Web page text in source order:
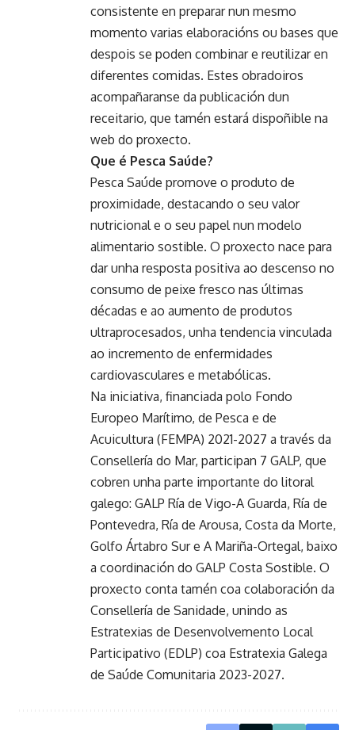
consistente en preparar nun mesmo
momento varias elaboracións ou bases que
despois se poden combinar e reutilizar en
diferentes comidas. Estes obradoiros
acompañaranse da publicación dun
receitario, que tamén estará dispoñible na
web do proxecto.
Que é Pesca Saúde?
Pesca Saúde promove o produto de
proximidade, destacando o seu valor
nutricional e o seu papel nun modelo
alimentario sostible. O proxecto nace para
dar unha resposta positiva ao descenso no
consumo de peixe fresco nas últimas
décadas e ao aumento de produtos
ultraprocesados, unha tendencia vinculada
ao incremento de enfermidades
cardiovasculares e metabólicas.
Na iniciativa, financiada polo Fondo
Europeo Marítimo, de Pesca e de
Acuicultura (FEMPA) 2021-2027 a través da
Consellería do Mar, participan 7 GALP, que
cobren unha parte importante do litoral
galego: GALP Ría de Vigo-A Guarda, Ría de
Pontevedra, Ría de Arousa, Costa da Morte,
Golfo Ártabro Sur e A Mariña-Ortegal, baixo
a coordinación do GALP Costa Sostible. O
proxecto conta tamén coa colaboración da
Consellería de Sanidade, unindo as
Estratexias de Desenvolvemento Local
Participativo (EDLP) coa Estratexia Galega
de Saúde Comunitaria 2023-2027.